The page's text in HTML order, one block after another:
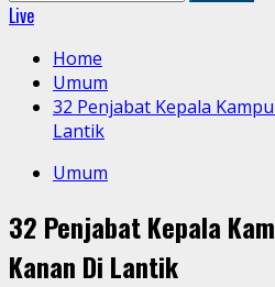
for:
Live
Home
Umum
32 Penjabat Kepala
Lantik
Umum
32 Penjabat Kepala
Kanan Di Lantik